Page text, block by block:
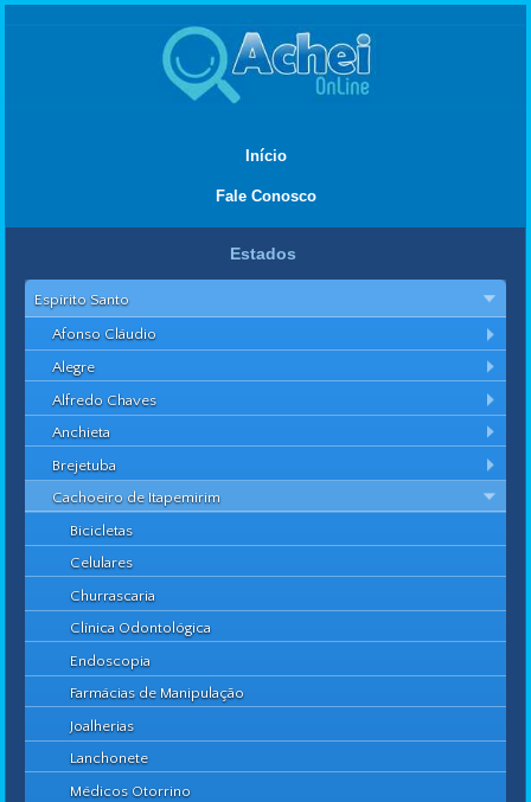
Início
Fale Conosco
Estados
Espírito Santo
Afonso Cláudio
Alegre
Alfredo Chaves
Anchieta
Brejetuba
Cachoeiro de Itapemirim
Bicicletas
Celulares
Churrascaria
Clínica Odontológica
Endoscopia
Farmácias de Manipulação
Joalherias
Lanchonete
Médicos Otorrino